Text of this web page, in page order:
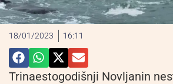
18/01/2023 16:11
Trinaestogodišnji Novljanin